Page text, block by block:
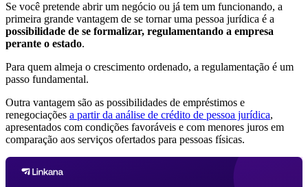
Se você pretende abrir um negócio ou já tem um funcionando, a
primeira grande vantagem de se tornar uma pessoa jurídica é a
possibilidade de se formalizar, regulamentando a empresa
perante o estado.
Para quem almeja o crescimento ordenado, a regulamentação é um
passo fundamental.
Outra vantagem são as possibilidades de empréstimos e
renegociações a partir da análise de crédito de pessoa jurídica,
apresentados com condições favoráveis e com menores juros em
comparação aos serviços ofertados para pessoas físicas.